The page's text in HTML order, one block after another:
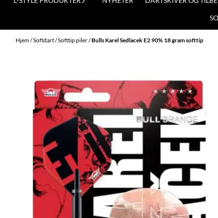
Hjem/Softdart/Softtip piler/Bulls Karel Sedlacek E2 90% 18 gram softtip